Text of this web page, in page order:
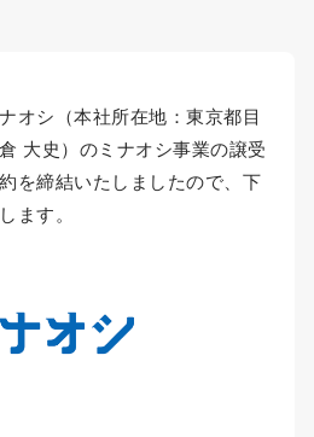
オシ（本社所在地：東京都目
大史）のミナオシ事業の譲受
を締結いたしましたので、下
ます。